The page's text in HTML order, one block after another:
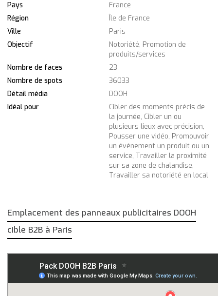
Pays
France
Région
Île de France
Ville
Paris
Objectif
Notoriété, Promotion de
produits/services
Nombre de faces
23
Nombre de spots
36033
Détail média
DOOH
Idéal pour
Cibler des moments précis de
la journée, Cibler un ou
plusieurs lieux avec précision,
Pousser une vidéo, Promouvoir
un événement un produit ou un
service, Travailler la proximité
sur sa zone de chalandise,
Travailler sa notoriété en local
Emplacement des panneaux publicitaires DOOH
cible B2B à Paris